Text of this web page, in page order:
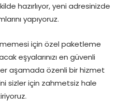
hazırlıyor, yeni adresinizde
yapıyoruz.
için özel paketleme
eşyalarınızı en güvenli
aşamada özenli bir hizmet
sizler için zahmetsiz hale